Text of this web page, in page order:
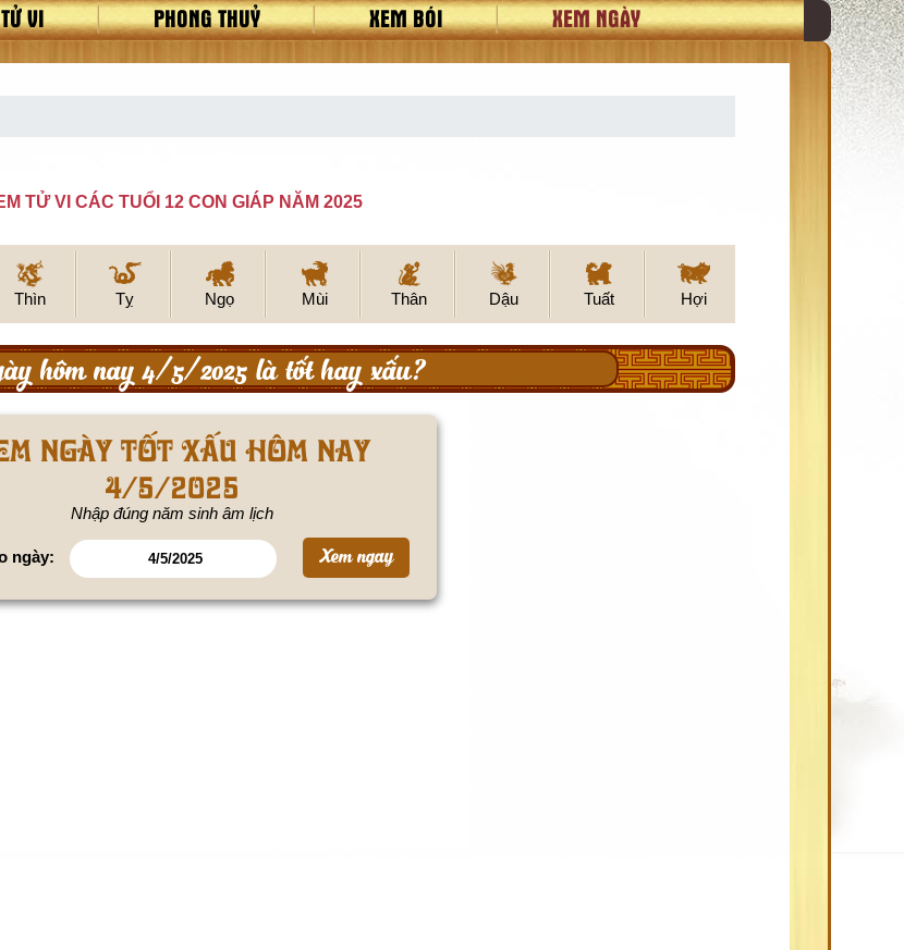
TỬ VI PHONG THUỶ XEM BÓI XEM NGÀY
TỬ VI CÁC TUỔI 12 CON GIÁP NĂM 2025
Thìn Tỵ Ngọ Mùi Thân Dậu Tuất Hợi
hôm nay 4/5/2025 là tốt hay xấu?
ngày tốt xấu hôm nay
4/5/2025
Nhập đúng năm sinh âm lịch
ngày: